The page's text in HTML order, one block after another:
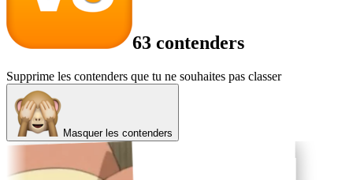
63 contenders
Supprime les contenders que tu ne souhaites pas classer
Masquer les contenders